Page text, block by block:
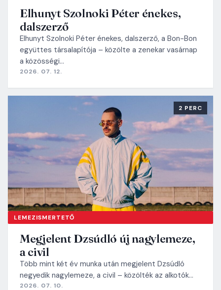
Elhunyt Szolnoki Péter énekes,
dalszerző
Elhunyt Szolnoki Péter énekes, dalszerző, a Bon-Bon
együttes társalapítója – közölte a zenekar vasárnap
a közösségi…
2026. 07. 12.
LEMEZISMERTETŐ
2 PERC
Megjelent Dzsúdló új nagylemeze,
a civil
Több mint két év munka után megjelent Dzsúdló
negyedik nagylemeze, a civil – közölték az alkotók…
2026. 07. 10.